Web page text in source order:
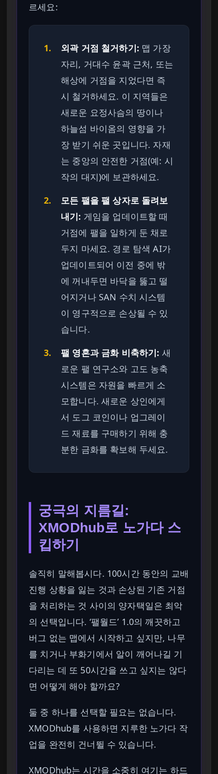
르세요:
1. 외곽 거점 철거하기: 맵 가장
자리, 거대수 윤곽 근처, 또는
해상에 거점을 지었다면 즉
시 철거하세요. 이 지역들은
새로운 요정사슴의 땅이나
하늘섬 바이옴의 영향을 가
장 받기 쉬운 곳입니다. 자재
는 중앙의 안전한 거점(예: 시
작의 대지)에 보관하세요.
2.
모든 팰을 팰 상자로 돌려보
내기: 게임을 업데이트할 때
거점에 팰을 일하게 둔 채로
두지 마세요. 경로 탐색 AI가
업데이트되어 이전 중에 밖
에 꺼내두면 바닥을 뚫고 떨
어지거나 SAN 수치 시스템
이 영구적으로 손상될 수 있
습니다.
3.
팰 영혼과 금화 비축하기: 새
로운 팰 연구소와 고도 농축
시스템은 자원을 빠르게 소
모합니다. 새로운 상인에게
서 도그 코인이나 업그레이
드 재료를 구매하기 위해 충
분한 금화를 확보해 두세요.
궁극의 지름길:
XMODhub로 노가다 스
킵하기
솔직히 말해봅시다. 100시간 동안의 교배
진행 상황을 잃는 것과 손상된 기존 거점
을 처리하는 것 사이의 양자택일은 최악
의 선택입니다. ‘팰월드’ 1.0의 깨끗하고
버그 없는 맵에서 시작하고 싶지만, 나무
를 치거나 부화기에서 알이 깨어나길 기
다리는 데 또 50시간을 쓰고 싶지는 않다
면 어떻게 해야 할까요?
둘 중 하나를 선택할 필요는 없습니다.
XMODhub를 사용하면 지루한 노가다 작
업을 완전히 건너뛸 수 있습니다.
XMODhub는 시간을 소중히 여기는 하드